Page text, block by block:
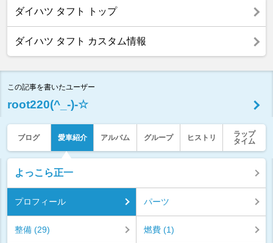
ダイハツ タフト トップ
ダイハツ タフト カスタム情報
この記事を書いたユーザー
root220(^_-)-☆
ブログ 愛車紹介 アルバム グループ ヒストリ
ラップ
タイム
よっこら正一
プロフィール パーツ
整備 (29) 燃費 (1)